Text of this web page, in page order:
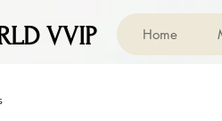
VVIP Home